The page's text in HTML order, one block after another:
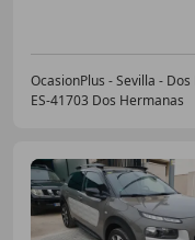
OcasionPlus - Sevilla -
ES-41703 Dos Hermanas